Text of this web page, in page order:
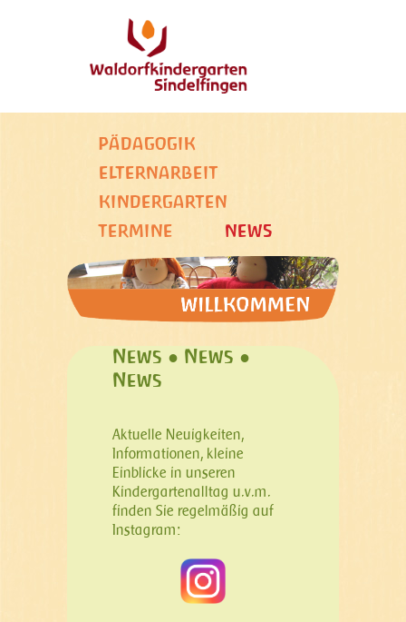
PÄDAGOGIK
ELTERNARBEIT
KINDERGARTEN
TERMINE
NEWS
News ● News ●
News
Aktuelle Neuigkeiten,
Informationen, kleine
Einblicke in unseren
Kindergartenalltag u.v.m.
finden Sie regelmäßig auf
Instagram: